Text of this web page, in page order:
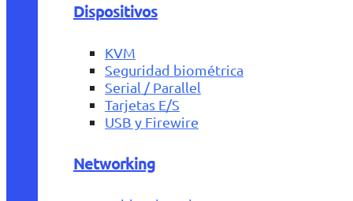
Dispositivos
KVM
Seguridad biométrica
Serial / Parallel
Tarjetas E/S
USB y Firewire
Networking